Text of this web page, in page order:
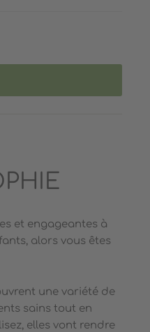
et engageantes à
alors vous êtes
une variété de
sains tout en
elles vont rendre